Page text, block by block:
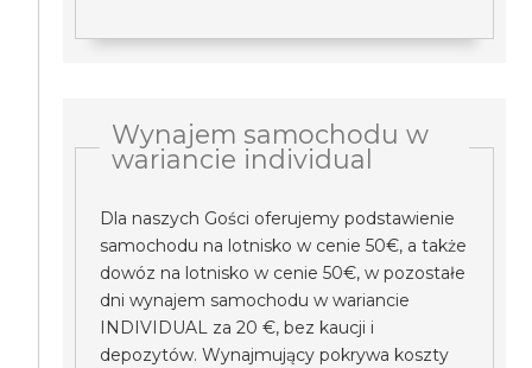
Wynajem samochodu w
wariancie individual
Dla naszych Gości oferujemy podstawienie
samochodu na lotnisko w cenie 50€, a także
dowóz na lotnisko w cenie 50€, w pozostałe
dni wynajem samochodu w wariancie
INDIVIDUAL za 20 €, bez kaucji i
depozytów. Wynajmujący pokrywa koszty